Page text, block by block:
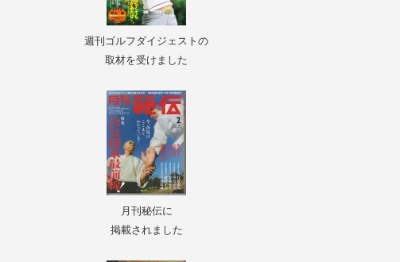
週刊ゴルフダイジェストの
取材を受けました
月刊秘伝に
掲載されました